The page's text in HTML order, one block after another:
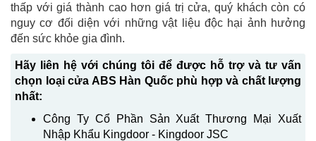
thấp với giá thành cao hơn giá trị cửa, quý khách còn có
nguy cơ đối diện với những vật liệu độc hại ảnh hưởng
đến sức khỏe gia đình.
Hãy liên hệ với chúng tôi để được hỗ trợ và tư vấn
chọn loại cửa ABS Hàn Quốc phù hợp và chất lượng
nhất:
Công Ty Cổ Phần Sản Xuất Thương Mại Xuất
Nhập Khẩu Kingdoor - Kingdoor JSC